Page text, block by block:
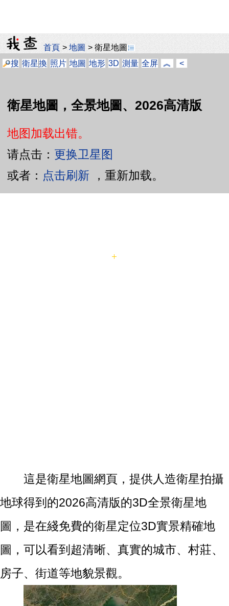
首頁 >地圖 >衛星地圖
搜 衛星換 照片 地圖 地形 3D 測量 全屏 ︽ <
衛星地圖，全景地圖、2026高清版
地图加载出错。
请点击： 更换卫星图
或者： 点击刷新 ，重新加载。
這是衛星地圖網頁，提供人造衛星拍攝
地球得到的2026高清版的3D全景衛星地
圖，是在綫免費的衛星定位3D實景精確地
圖，可以看到超清晰、真實的城市、村莊、
房子、街道等地貌景觀。